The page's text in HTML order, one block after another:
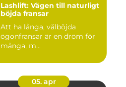
Lashlift: Vägen till naturligt
böjda fransar
Att ha långa, välböjda
ögonfransar är en dröm för
många, m...
05. apr